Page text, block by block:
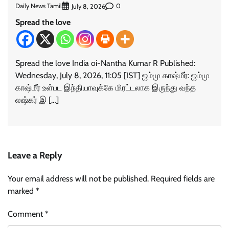
Daily News Tamil July 8, 2026 0
Spread the love
Spread the love India oi-Nantha Kumar R Published:
Wednesday, July 8, 2026, 11:05 [IST] ஜம்மு காஷ்மீர்: ஜம்மு
காஷ்மீர் உள்பட இந்தியாவுக்கே மிரட்டலாக இருந்து வந்த
லஷ்கர் இ […]
Leave a Reply
Your email address will not be published. Required fields are
marked *
Comment*